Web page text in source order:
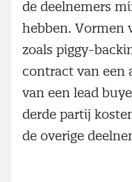
de deelnemers
hebben. Vormen
zoals piggy-
contract van een
van een lead
derde partij
de overige